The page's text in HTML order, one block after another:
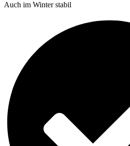
Auch im Winter stabil